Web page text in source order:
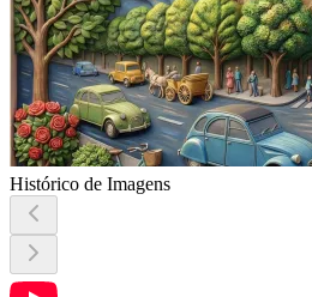
Histórico de Imagens